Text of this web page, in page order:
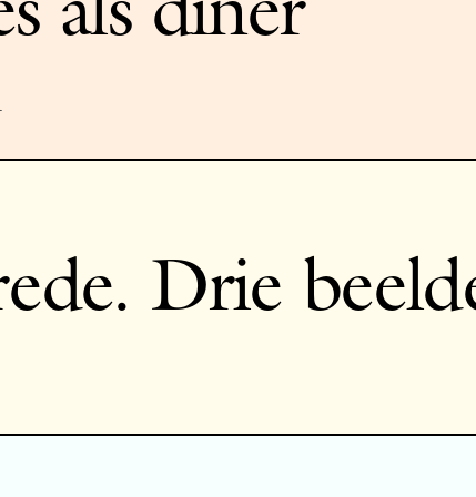
Drie